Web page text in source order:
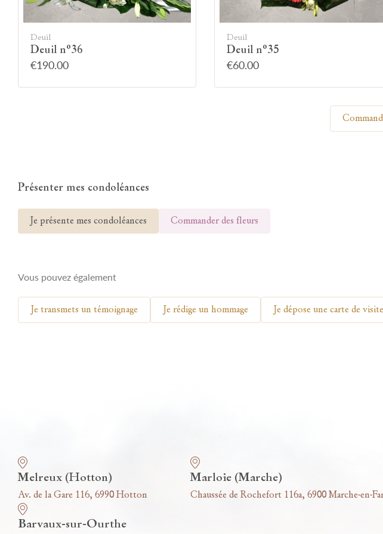
Montrez votre
Deuil
Deuil n°36
€190.00
Deuil
Deuil n°35
€60.00
Présenter mes condoléances
Je présente mes condoléances Commander des fleurs
Vous pouvez également
Je transmets un témoignage Je rédige un hommage Je dépose une carte de visite
Melreux (Hotton)
Av. de la Gare 116, 6990 Hotton
Marloie (Marche)
Chaussée de Rochefort 116a, 6900 Marche-en-
Barvaux-sur-Ourthe